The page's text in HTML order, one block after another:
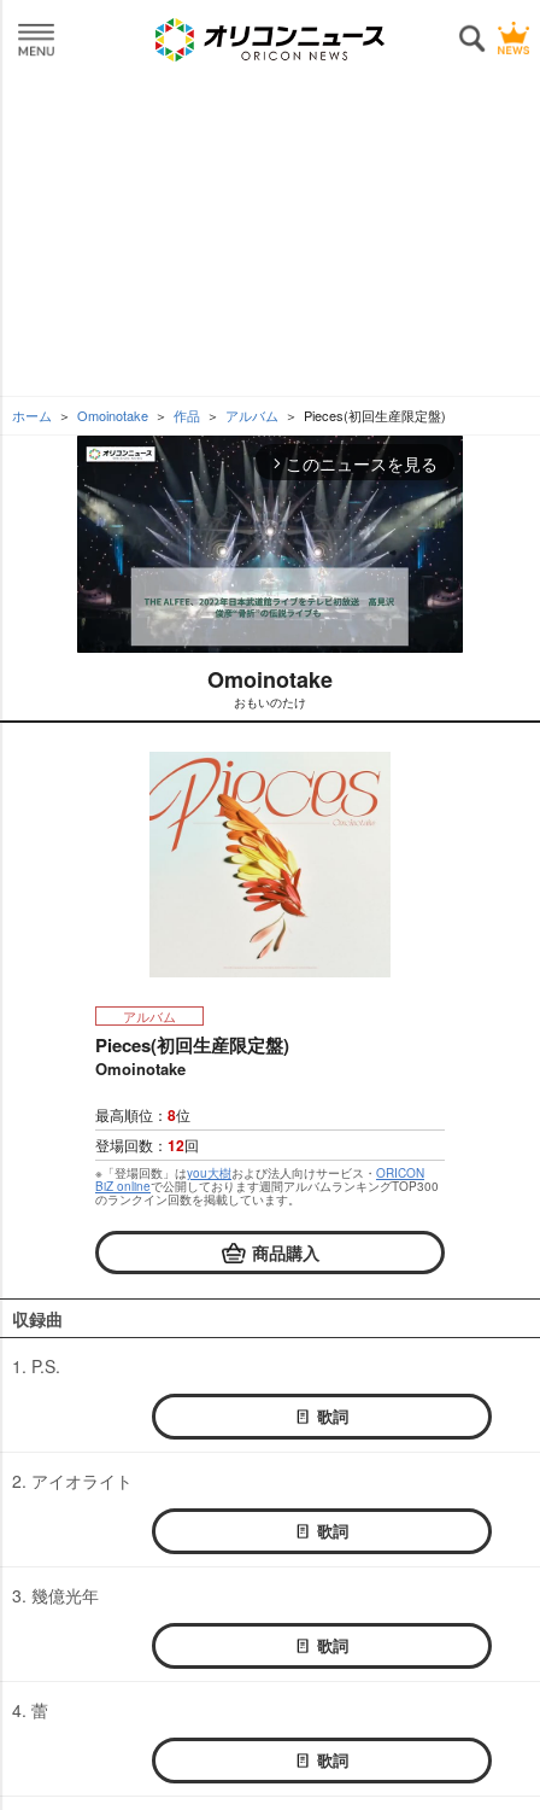
ホーム Omoinotake 作品 アルバム Pieces(初回生産限定盤)
arrow_forward_ios このニュースを見る
M
t
Omoinotake
おもいのたけ
アルバム
Pieces(初回生産限定盤)
Omoinotake
最高順位： 8位
登場回数： 12回
※「登場回数」はyou大樹および法人向けサービス・ ORICON
BiZ onlineで公開しております週間アルバムランキングTOP300
のランクイン回数を掲載しています。
商品購入
収録曲
1. P.S.
歌詞
2. アイオライト
歌詞
3. 幾億光年
歌詞
4. 蕾
歌詞